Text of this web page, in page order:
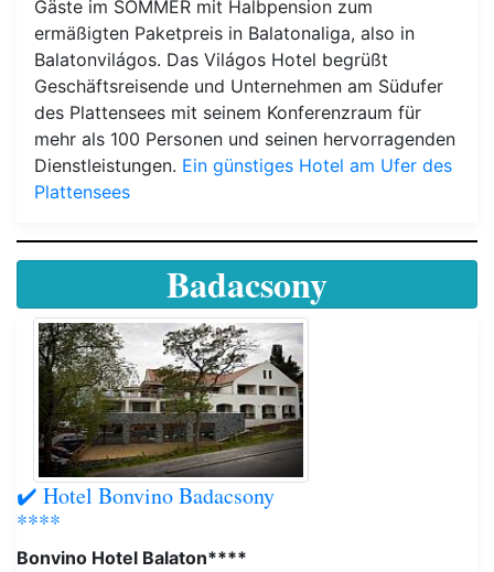
Gäste im SOMMER mit Halbpension zum
ermäßigten Paketpreis in Balatonaliga, also in
Balatonvilágos. Das Világos Hotel begrüßt
Geschäftsreisende und Unternehmen am Südufer
des Plattensees mit seinem Konferenzraum für
mehr als 100 Personen und seinen hervorragenden
Dienstleistungen. Ein günstiges Hotel am Ufer des
Plattensees
Badacsony
✔️ Hotel Bonvino Badacsony
****
Bonvino Hotel Balaton****